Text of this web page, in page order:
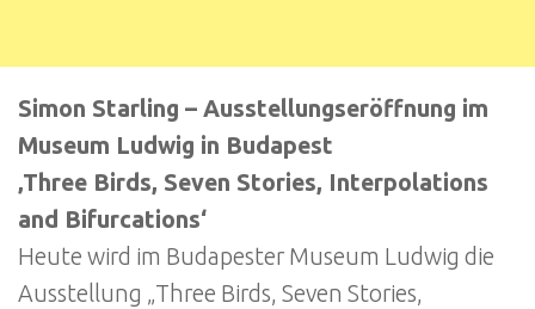
Simon Starling – Ausstellungseröffnung im
Museum Ludwig in Budapest
‚Three Birds, Seven Stories, Interpolations
and Bifurcations‘
Heute wird im Budapester Museum Ludwig die
Ausstellung „Three Birds, Seven Stories,